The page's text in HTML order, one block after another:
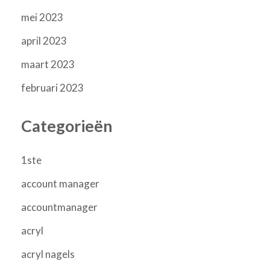
mei 2023
april 2023
maart 2023
februari 2023
Categorieën
1ste
account manager
accountmanager
acryl
acryl nagels